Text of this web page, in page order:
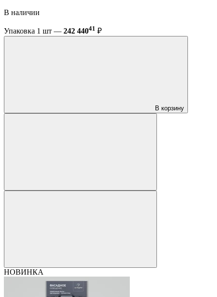
В наличии
Упаковка 1 шт — 242 44041 ₽
В корзину
НОВИНКА